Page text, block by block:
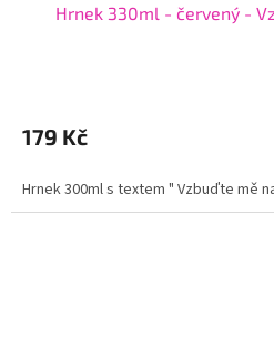
Hrnek 330ml - červený -
179 Kč
Hrnek 300ml s textem " Vzbuďte mě